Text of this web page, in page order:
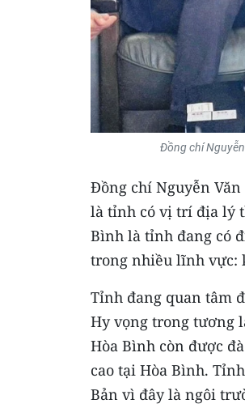
Đồng chí
Đồng chí Nguyễn
là tỉnh có vị trí địa lý
Bình là tỉnh đang có
trong nhiều lĩnh vực:
Tỉnh đang quan tâm
Hy vọng trong tương
Hòa Bình còn được
cao tại Hòa Bình.
Bản vì đây là ngôi